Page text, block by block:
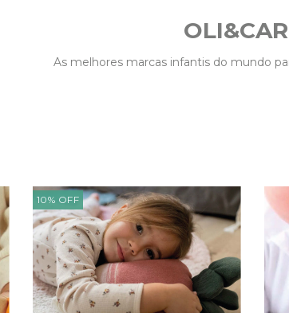
As melhores marcas infantis do mundo
10% OFF